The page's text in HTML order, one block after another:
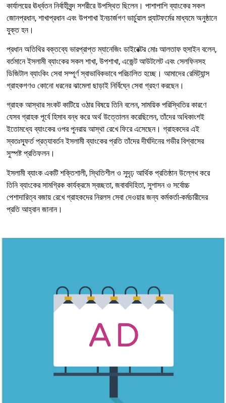
কার্যালয়ের ঊর্ধ্বতন নির্বাহীবৃন্দ সশরীরে উপস্থিত ছিলেন। পাশাপাশি ব্যাংকের সকল
জোনপ্রধান, শাখাপ্রধান এবং উপশাখা ইনচার্জগণ ভার্চুয়াল প্ল্যাটফর্মের মাধ্যমে অনুষ্ঠানে
যুক্ত হন।
প্রধান অতিথির বক্তব্যে ভারপ্রাপ্ত ম্যানেজিং ডাইরেক্টর মোঃ আলতাফ হুসাইন বলেন,
বর্তমানে ইসলামী ব্যাংকের সকল শাখা, উপশাখা, এজেন্ট আউটলেট এবং সেলফিনসহ
ডিজিটাল ব্যাংকিং সেবা সম্পূর্ণ স্বাভাবিকভাবে পরিচালিত হচ্ছে । আমাদের রেমিট্যান্স
গ্রাহকগণও কোনো ধরনের ঝামেলা ছাড়াই নির্বিঘ্নে সেবা গ্রহণ করছেন।
গ্রাহক আস্থার সংকট কাটিয়ে ওঠার বিষয়ে তিনি বলেন, সাময়িক পরিস্থিতির কারণে
যেসব গ্রাহক পূর্বে হিসাব বন্ধ করে অর্থ উত্তোলন করেছিলেন, তাঁদের অধিকাংশই
ইতোমধ্যে ব্যাংকের ওপর পুনরায় আস্থা রেখে ফিরে এসেছেন। গ্রাহকদের এই
স্বতঃস্ফূর্ত প্রত্যাবর্তন ইসলামী ব্যাংকের প্রতি তাঁদের দীর্ঘদিনের গভীর বিশ্বাসের
সুস্পষ্ট প্রতিফলন।
ইসলামী ব্যাংক একটি শক্তিশালী, স্থিতিশীল ও সুদৃঢ় আর্থিক প্রতিষ্ঠান উল্লেখ করে
তিনি ব্যাংকের সামগ্রিক কার্যক্রমে স্বচ্ছতা, জবাবদিহিতা, সুশাসন ও সর্বোচ্চ
পেশাদারিত্ব বজায় রেখে গ্রাহকদের নিরলস সেবা দেওয়ার জন্য কর্মকর্তা-কর্মচারীদের
প্রতি আহ্বান জানান।